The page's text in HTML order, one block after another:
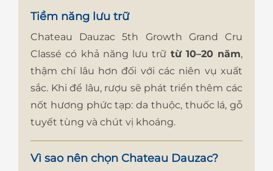
Tiềm năng lưu trữ
Chateau Dauzac 5th Growth Grand Cru
Classé có khả năng lưu trữ từ 10–20 năm,
thậm chí lâu hơn đối với các niên vụ xuất
sắc. Khi để lâu, rượu sẽ phát triển thêm các
nốt hương phức tạp: da thuộc, thuốc lá, gỗ
tuyết tùng và chút vị khoáng.
Vì sao nên chọn Chateau Dauzac?